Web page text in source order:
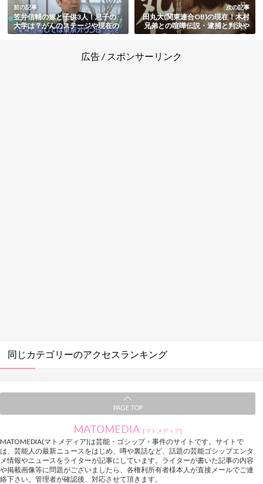
前の記事
笠井信輔の嫁と子供3人！息子の
大学は？がんのステージや現在の
病状も総まとめ
次の記事
田丸大(関東連合OB)の現在！木村
兄弟との喧嘩伝説・逮捕と判決や
出所の噂まとめ
広告 / スポンサーリンク
同じカテゴリーのアクセスランキング
PAGE TOP
MATOMEDIA [マトメディア]
MATOMEDIA(マトメディア)は芸能・ゴシップ・事件のサイトです。サイトで
は、芸能人の最新ニュースをはじめ、噂や裏話など、話題の芸能ゴシップエンタ
メ情報やニュースをライターが記事にしています。ライターが書いた記事の内容
や掲載画像等に問題がございましたら、各権利所有者様本人が直接メールでご連
絡下さい。管理者が確認後、対応させて頂きます。